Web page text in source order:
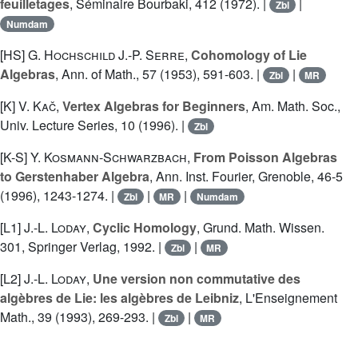
Zbl
Numdam
[HS]G. HochschildJ.-P. Serre, Cohomology of Lie
Algebras, Ann. of Math., 57 (1953), 591-603. | Zbl | MR
[K]V. Kač, Vertex Algebras for Beginners, Am. Math. Soc.,
Univ. Lecture Series, 10 (1996). |
Zbl
[K-S]Y. Kosmann-Schwarzbach, From Poisson Algebras
to Gerstenhaber Algebra, Ann. Inst. Fourier, Grenoble, 46-5
(1996), 1243-1274. |
Zbl | MR | Numdam
[L1]J.-L. Loday, Cyclic Homology, Grund. Math. Wissen.
301, Springer Verlag, 1992. |
Zbl | MR
[L2]J.-L. Loday, Une version non commutative des
algèbres de Lie: les algèbres de Leibniz, L'Enseignement
Math., 39 (1993), 269-293. |
Zbl | MR